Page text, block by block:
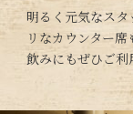
明るく元気なス
リなカウンター
飲みにもぜひご